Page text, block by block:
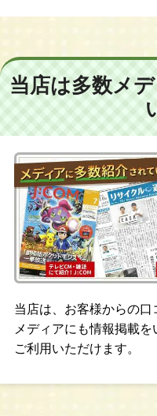
当店は多数メ
当店は、お客様からの
メディアにも情報掲載
ご利用いただけます。